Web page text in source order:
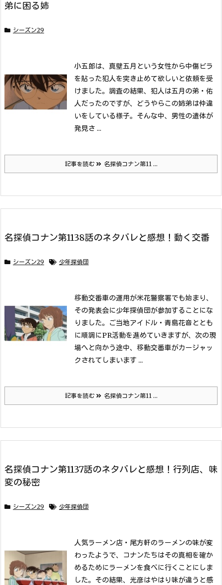
弟に困る姉
シーズン29
小五郎は、真壁五月という女性から中傷ビラ
を貼った犯人を突き止めて欲しいと依頼を受
けました。 調査の結果、犯人は五月の弟・佑
人だったのですが、どうやらこの姉弟は仲違
いをしている様子。 そんな中、男性の遺体が
発見さ ...
記事を読む 名探偵コナン第11 ...
名探偵コナン第1138話のネタバレと感想！動く交番
シーズン29 少年探偵団
移動交番車の運用が米花警察署でも始まり、
その発表会に少年探偵団が参加することにな
りました。
ご当地アイドル・青島花音ととも
に順調にPR活動を進めていきますが、次の現
場へと向かう途中、移動交番車がカージャッ
クされてしまいます ...
記事を読む 名探偵コナン第11 ...
名探偵コナン第1137話のネタバレと感想！行列店、味
変の秘密
シーズン29 少年探偵団
人気ラーメン店・尾方軒のラーメンの味が変
わったようで、コナンたちはその真相を確か
めるためにラーメンを食べに行くことにしま
した。 その結果、光彦はやはり味が違うと感